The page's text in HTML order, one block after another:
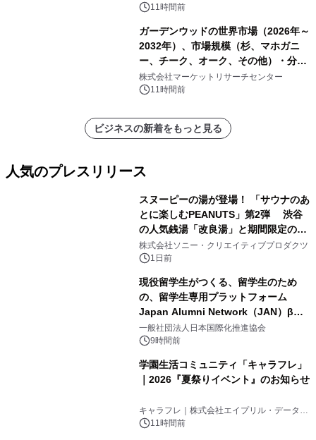
11時間前
ガーデンウッドの世界市場（2026年～
2032年）、市場規模（杉、マホガニ
ー、チーク、オーク、その他）・分析
レポートを発表
株式会社マーケットリサーチセンター
11時間前
ビジネスの新着をもっと見る
人気のプレスリリース
スヌーピーの湯が登場！ 「サウナのあ
とに楽しむPEANUTS」第2弾 渋谷
の人気銭湯「改良湯」と期間限定のコ
ラボレーション サウナイキタイコラ
ボグッズも発売決定！
株式会社ソニー・クリエイティブプロダクツ
1日前
現役留学生がつくる、留学生のため
の、留学生専用プラットフォーム
Japan Alumni Network（JAN）β版
をリリース
一般社団法人日本国際化推進協会
9時間前
学園生活コミュニティ「キャラフレ」
｜2026『夏祭りイベント』のお知らせ
キャラフレ｜株式会社エイプリル・データ・
デザインズ
11時間前